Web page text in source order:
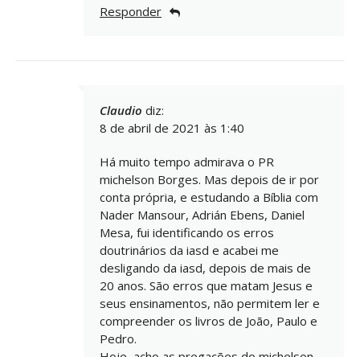
Responder
Claudio diz:
8 de abril de 2021 às 1:40
Há muito tempo admirava o PR
michelson Borges. Mas depois de ir por
conta própria, e estudando a Bíblia com
Nader Mansour, Adrián Ebens, Daniel
Mesa, fui identificando os erros
doutrinários da iasd e acabei me
desligando da iasd, depois de mais de
20 anos. São erros que matam Jesus e
seus ensinamentos, não permitem ler e
compreender os livros de João, Paulo e
Pedro.